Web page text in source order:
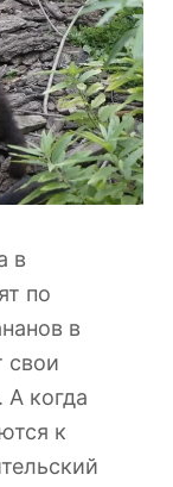
в
по
в
свои
когда
к